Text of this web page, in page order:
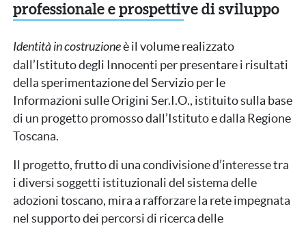
professionale e prospettive di sviluppo
Identità in costruzioneè il volume realizzato
dall’Istituto degli Innocenti per presentare i risultati
della sperimentazione del Servizio per le
Informazioni sulle Origini Ser.I.O., istituito sulla base
di un progetto promosso dall’Istituto e dalla Regione
Toscana.
Il progetto, frutto di una condivisione d’interesse tra
i diversi soggetti istituzionali del sistema delle
adozioni toscano, mira a rafforzare la rete impegnata
nel supporto dei percorsi di ricerca delle